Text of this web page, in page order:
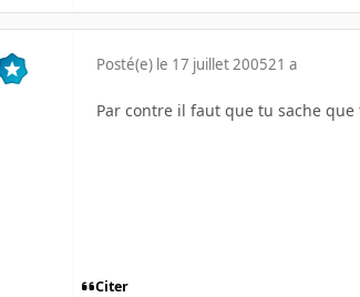
Posté(e) le 17 juillet 200521 a
Par contre il faut que tu sache
Citer